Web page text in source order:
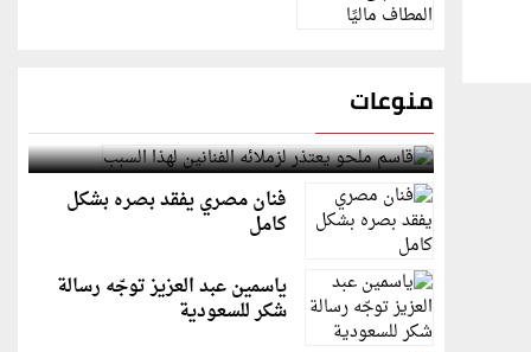
منوعات
قاسم ملحو يعتذر لزملائه الفنانين لهذا السبب
فنان مصري يفقد بصره بشكل
كامل
ياسمين عبد العزيز توجّه رسالة
شكر للسعودية